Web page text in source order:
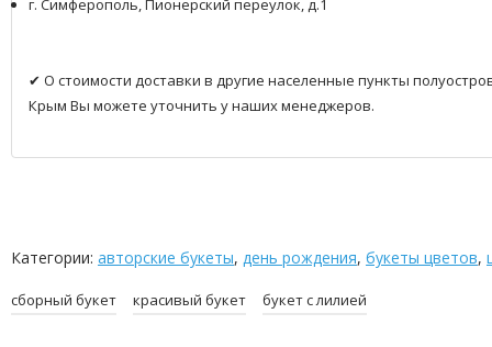
г. Симферополь, Пионерский переулок, д.1
✔ О стоимости доставки в другие населенные пункты
Крым Вы можете уточнить у наших менеджеров.
Категории: авторские букеты, день рождения, букеты цветов,
сборный букет красивый букет букет с лилией